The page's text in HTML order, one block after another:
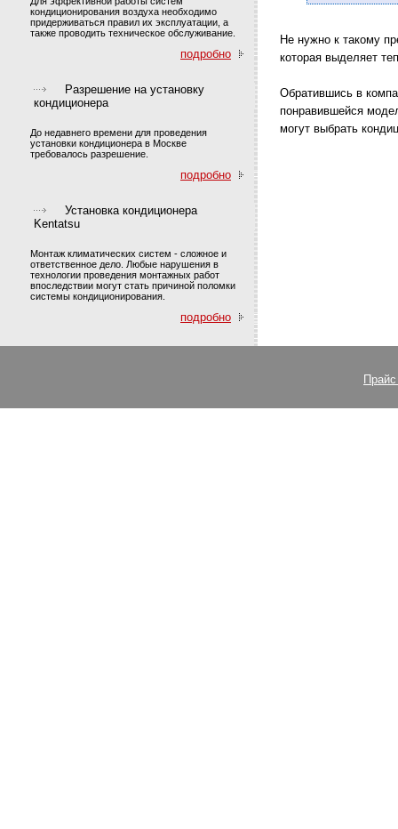
кондиционирования воздуха необходимо
придерживаться правил их эксплуатации, а
также проводить техническое обслуживание.
подробно
Разрешение на установку
кондиционера
До недавнего времени для проведения
установки кондиционера в Москве
требовалось разрешение.
подробно
Установка кондиционера
Kentatsu
Монтаж климатических систем - сложное и
ответственное дело. Любые нарушения в
технологии проведения монтажных работ
впоследствии могут стать причиной поломки
системы кондиционирования.
подробно
Не нужно к такому
которая выделяет
Обратившись в
понравившейся
могут выбрать